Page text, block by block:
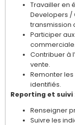
Travailler en
Developers /
transmission
Participer
commerciale.
Contribuer à
vente.
Remonter
identifiés.
Reporting et suivi
Renseigner
Suivre les